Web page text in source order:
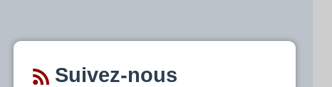
Suivez-nous